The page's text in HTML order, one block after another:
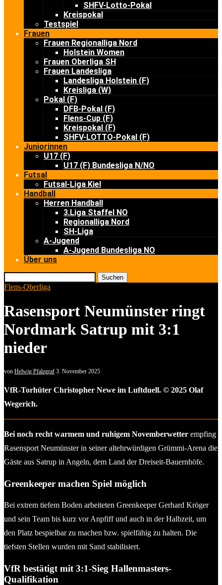
SHFV-Lotto-Pokal
Kreispokal
Testspiel
Frauen
Frauen Regionalliga Nord
Holstein Women
Frauen Oberliga SH
Frauen Landesliga
Landesliga Holstein (F)
Kreisliga (W)
Pokal (F)
DFB-Pokal (F)
Flens-Cup (F)
Kreispokal (F)
SHFV-LOTTO-Pokal (F)
Juniorinnen
U17 (F)
U17 (F) Bundesliga N/NO
Futsal
Futsal-Liga Kiel
Handball
Herren Handball
3.Liga Staffel NO
Regionalliga Nord
SH-Liga
A-Jugend
A-Jugend Bundesliga NO
Über uns
Suchen
Flens-Oberliga
Rasensport Neumünster ringt
Nordmark Satrup mit 3:1
nieder
von Helwig Pfalzgraf 3. November 2025
VfR-Torhüter Christopher Newe im Luftduell. © 2025 Olaf
Wegerich.
Bei noch recht warmem und ruhigem Novemberwetter empfing
Rasensport Neumünster in seiner altehrwürdigen Grümmi-Arena die
Gäste aus Satrup in Angeln, dem Land der Dreiseit-Bauernhöfe.
Greenkeeper machen Spiel möglich
Bei extrem tiefem Boden arbeiteten Greenkeeper Gerhard Kröger
und sein Team bis kurz vor Anpfiff und auch in der Halbzeit, um
den Platz bespielbar zu machen bzw. spielfähig zu halten. Die
tiefsten Stellen wurden mit Sand stabilisiert.
VfR bestätigt mit 3:1-Sieg Hallenmasters-
Qualifikation